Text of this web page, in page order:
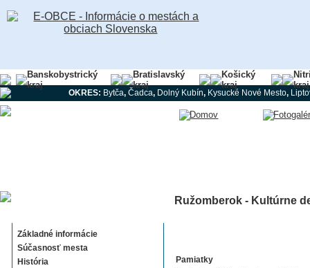
Banskobystrický
kraj
Bratislavský
kraj
Košický
kraj
kraj
OKRES: Bytča, Čadca, Dolný Kubín, Kysucké Nové Mesto,
Základné informácie
Súčasnosť mesta
História
Ružomberok - Kultúrne
Pamiatky